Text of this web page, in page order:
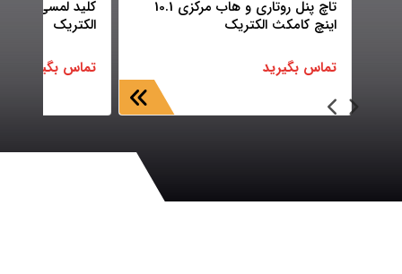
تاچ پنل روتاری و هاب مرکزی 10.1
اینچ کامکث الکتریک
تماس بگیرید
کلید لمسی
الکتریک
تماس بگیرید